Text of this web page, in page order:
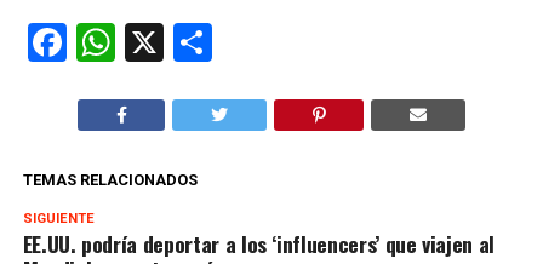
Facebook
WhatsApp
X Compartir
TEMAS RELACIONADOS
SIGUIENTE
EE.UU. podría deportar a los ‘influencers’ que viajen al